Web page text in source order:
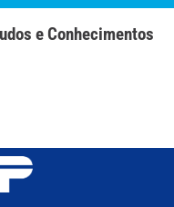
e Conhecimentos